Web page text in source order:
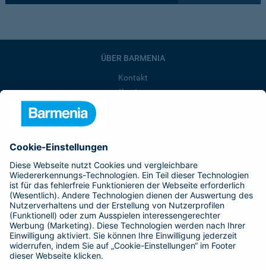
ÜBER BARMENIA
Kontakt
Karriere
Affiliate-Partner werden
Barmenia ist Teil der BarmeniaGothaer
BELIEBTE SEITEN
Kranken-Zusatzversicherung
Tierversicherungen
Haftpflichtversicherung
Hausratversicherung